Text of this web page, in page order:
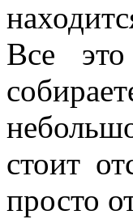
Все
стоит
просто